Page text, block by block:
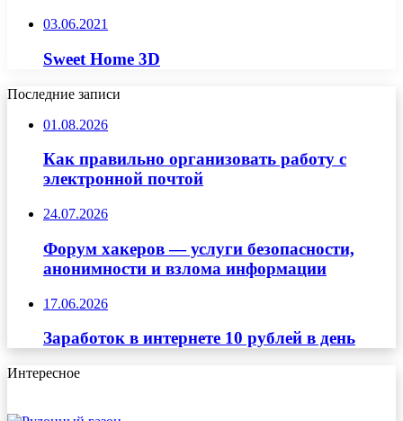
03.06.2021
Sweet Home 3D
Последние записи
01.08.2026
Как правильно организовать работу с
электронной почтой
24.07.2026
Форум хакеров — услуги безопасности,
анонимности и взлома информации
17.06.2026
Заработок в интернете 10 рублей в день
Интересное